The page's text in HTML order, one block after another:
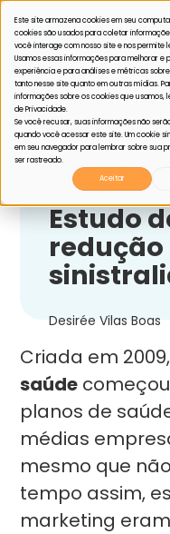
Este site armazena cookies em seu
cookies são usados para coletar
você interage com nosso site e nos permite
Usamos essas informações para melhorar e
experiência e para análises e métricas
tanto nesse site quanto em outras mídias.
informações sobre os cookies que usamos,
de Privacidade.
Se você recusar, suas informações não
quando você acessar este site. Um cookie
em seu navegador para lembrar sobre sua
ser rastreado.
Aceitar
Voltar
Corretoras de
Estudo
redução
Desirée Vilas Boas
Criada em
saúde
planos de
médias
mesmo que
tempo assim,
marketing